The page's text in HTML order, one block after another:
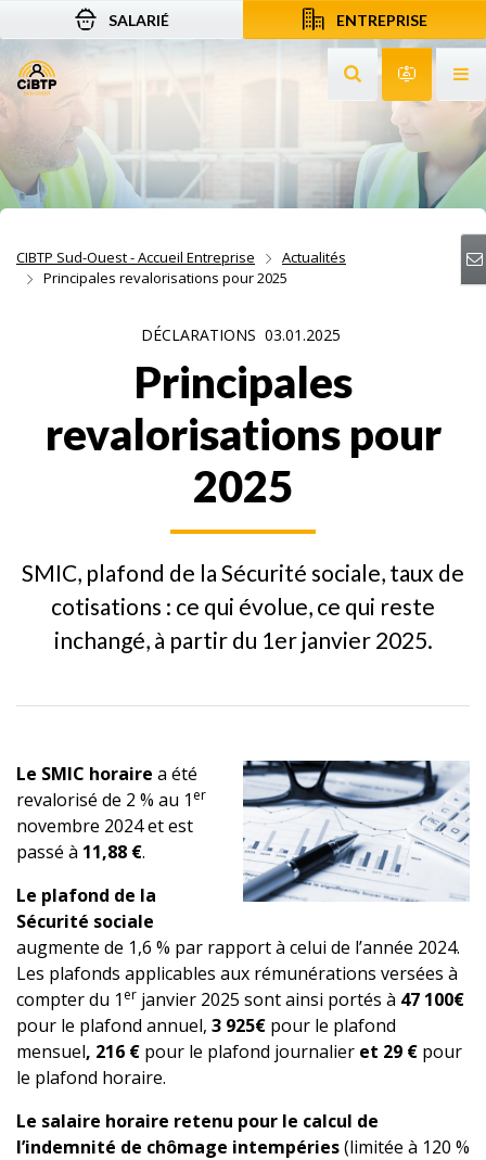
Aller au contenu
Aller à la recherche
Aller à la navigation
SALARIÉ ENTREPRISE
Rechercher sur
CIBTP Sud-Ouest - Accueil Entreprise
Actualités
Principales revalorisations pour 2025
DÉCLARATIONS 03.01.2025
Principales
revalorisations pour
2025
SMIC, plafond de la Sécurité sociale, taux de
cotisations : ce qui évolue, ce qui reste
inchangé, à partir du 1er janvier 2025.
Le SMIC horaire a été
revalorisé de 2 % au 1 er
novembre 2024 et est
passé à 11,88 €.
Le plafond de la
Sécurité sociale
augmente de 1,6 % par rapport à celui de l’année 2024.
Les plafonds applicables aux rémunérations versées à
compter du 1 er janvier 2025 sont ainsi portés à 47 100€
pour le plafond annuel, 3 925€ pour le plafond
mensuel, 216 € pour le plafond journalier et 29 € pour
le plafond horaire.
Le salaire horaire retenu pour le calcul de
l’indemnité de chômage intempéries(limitée à 120 %